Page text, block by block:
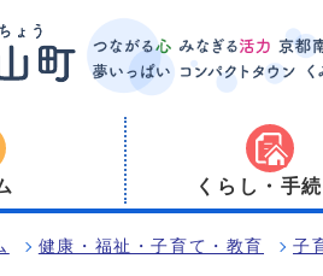
くらし・手
健康・福祉・子育て・教育 子